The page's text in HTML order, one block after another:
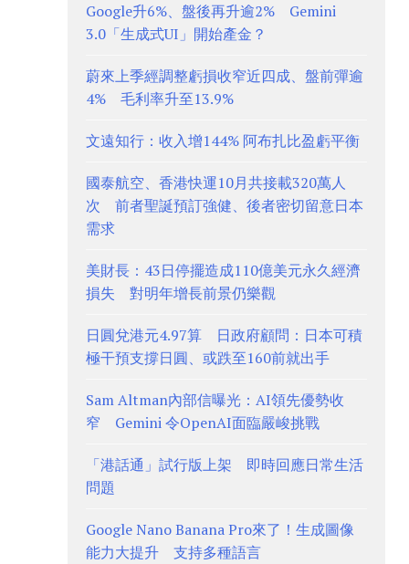
Google升6%、盤後再升逾2% Gemini
3.0「生成式UI」開始產金？
蔚來上季經調整虧損收窄近四成、盤前彈逾
4% 毛利率升至13.9%
文遠知行：收入增144% 阿布扎比盈虧平衡
國泰航空、香港快運10月共接載320萬人
次 前者聖誕預訂強健、後者密切留意日本
需求
美財長：43日停擺造成110億美元永久經濟
損失 對明年增長前景仍樂觀
日圓兌港元4.97算 日政府顧問：日本可積
極干預支撐日圓、或跌至160前就出手
Sam Altman內部信曝光：AI領先優勢收
窄 Gemini 令OpenAI面臨嚴峻挑戰
「港話通」試行版上架 即時回應日常生活
問題
Google Nano Banana Pro來了！生成圖像
能力大提升 支持多種語言